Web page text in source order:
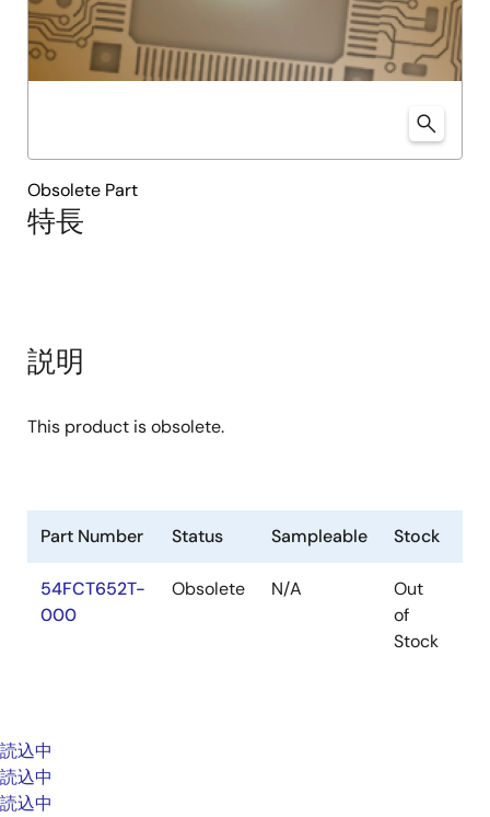
特長
Obsolete Part
説明
This product is obsolete.
Part Number Status Sampleable Stock
54FCT652T-
000
Obsolete N/A
Out
of
Stock
読込中
読込中
読込中